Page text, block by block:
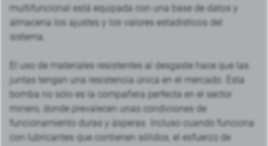
multifuncional está equipada con una base de datos y
almacena los ajustes y los valores estadísticos del
sistema.
El uso de materiales resistentes al desgaste hace que las
juntas tengan una resistencia única en el mercado. Esta
bomba no sólo es la compañera perfecta en el sector
minero, donde prevalecen unas condiciones de
funcionamiento duras y ásperas. Incluso cuando funciona
con lubricantes que contienen sólidos, el esfuerzo de